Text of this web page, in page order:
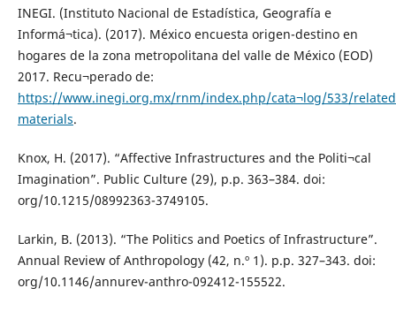
INEGI. (Instituto Nacional de Estadística, Geografía e
Informá¬tica). (2017). México encuesta origen-destino en
hogares de la zona metropolitana del valle de México (EOD)
2017. Recu¬perado de:
https://www.inegi.org.mx/rnm/index.php/cata¬log/533/
materials.
Knox, H. (2017). “Affective Infrastructures and the Politi¬cal
Imagination”. Public Culture (29), p.p. 363–384. doi:
org/10.1215/08992363-3749105.
Larkin, B. (2013). “The Politics and Poetics of Infrastructure”.
Annual Review of Anthropology (42, n.º 1). p.p. 327–343. doi:
org/10.1146/annurev-anthro-092412-155522.